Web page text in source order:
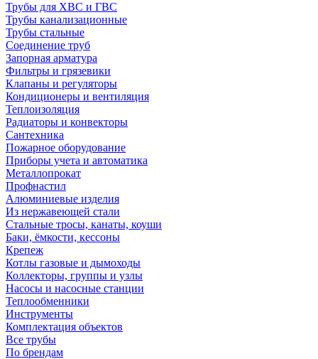
Трубы для ХВС и ГВС
Трубы канализационные
Трубы стальные
Соединение труб
Запорная арматура
Фильтры и грязевики
Клапаны и регуляторы
Кондиционеры и вентиляция
Теплоизоляция
Радиаторы и конвекторы
Сантехника
Пожарное оборудование
Приборы учета и автоматика
Металлопрокат
Профнастил
Алюминиевые изделия
Из нержавеющей стали
Стальные тросы, канаты, коуши
Баки, ёмкости, кессоны
Крепеж
Котлы газовые и дымоходы
Коллекторы, группы и узлы
Насосы и насосные станции
Теплообменники
Инструменты
Комплектация объектов
Все трубы
По брендам